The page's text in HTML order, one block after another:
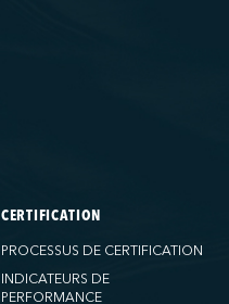
CERTIFICATION
PROCESSUS DE CERTIFICATION
INDICATEURS DE
PERFORMANCE